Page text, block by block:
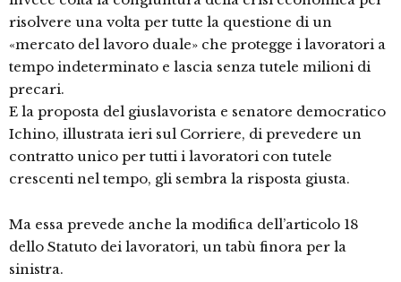
risolvere una volta per tutte la questione di un
«mercato del lavoro duale» che protegge i lavoratori a
tempo indeterminato e lascia senza tutele milioni di
precari.
E la proposta del giuslavorista e senatore democratico
Ichino, illustrata ieri sul Corriere, di prevedere un
contratto unico per tutti i lavoratori con tutele
crescenti nel tempo, gli sembra la risposta giusta.
Ma essa prevede anche la modifica dell’articolo 18
dello Statuto dei lavoratori, un tabù finora per la
sinistra.